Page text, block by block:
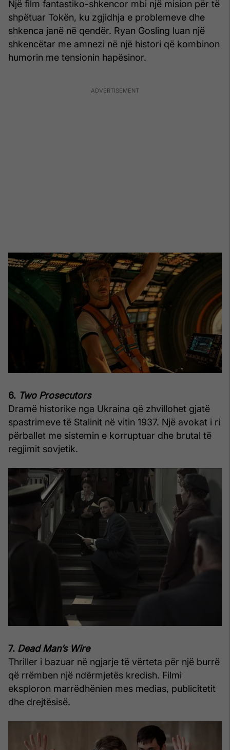
Një film fantastiko-shkencor mbi një mision për të
shpëtuar Tokën, ku zgjidhja e problemeve dhe
shkenca janë në qendër. Ryan Gosling luan një
shkencëtar me amnezi në një histori që kombinon
humorin me tensionin hapësinor.
6. Two Prosecutors
Dramë historike nga Ukraina që zhvillohet gjatë
spastrimeve të Stalinit në vitin 1937. Një avokat i ri
përballet me sistemin e korruptuar dhe brutal të
regjimit sovjetik.
7. Dead Man’s Wire
Thriller i bazuar në ngjarje të vërteta për një burrë
që rrëmben një ndërmjetës kredish. Filmi
eksploron marrëdhënien mes medias, publicitetit
dhe drejtësisë.